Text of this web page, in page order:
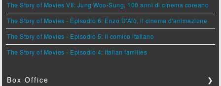
The Story of Movies VII: Jung Woo-Sung, 100 anni di cinema coreano
The Story of Movies - Episodio 6: Enzo D'Alò, il cinema d'animazione
The Story of Movies - Episodio 5: Il comico italiano
The Story of Movies - Episodio 4: Italian families
Box Office ❯